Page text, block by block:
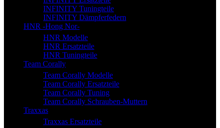
INFINITY Tuningteile
INFINITY Dämpferfedern
HNR -Hong Nor-
HNR Modelle
HNR Ersatzteile
HNR Tuningteile
Team Corally
Team Corally Modelle
Team Corally Ersatzteile
Team Corally Tuning
Team Corally Schrauben-Muttern
Traxxas
Traxxas Ersatzteile